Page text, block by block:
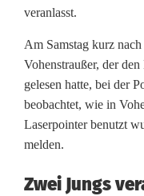
o
i
n
t
e
veranlasst.
Am Samstag kurz
Vohenstraußer, der
gelesen hatte, bei der
beobachtet, wie in
Laserpointer benutzt
melden.
Zwei Jungs